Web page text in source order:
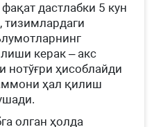
дастлабки 5 кун
тизимлардаги
керак – акс
нотўғри ҳисоблайди
ҳал қилиш
олган ҳолда